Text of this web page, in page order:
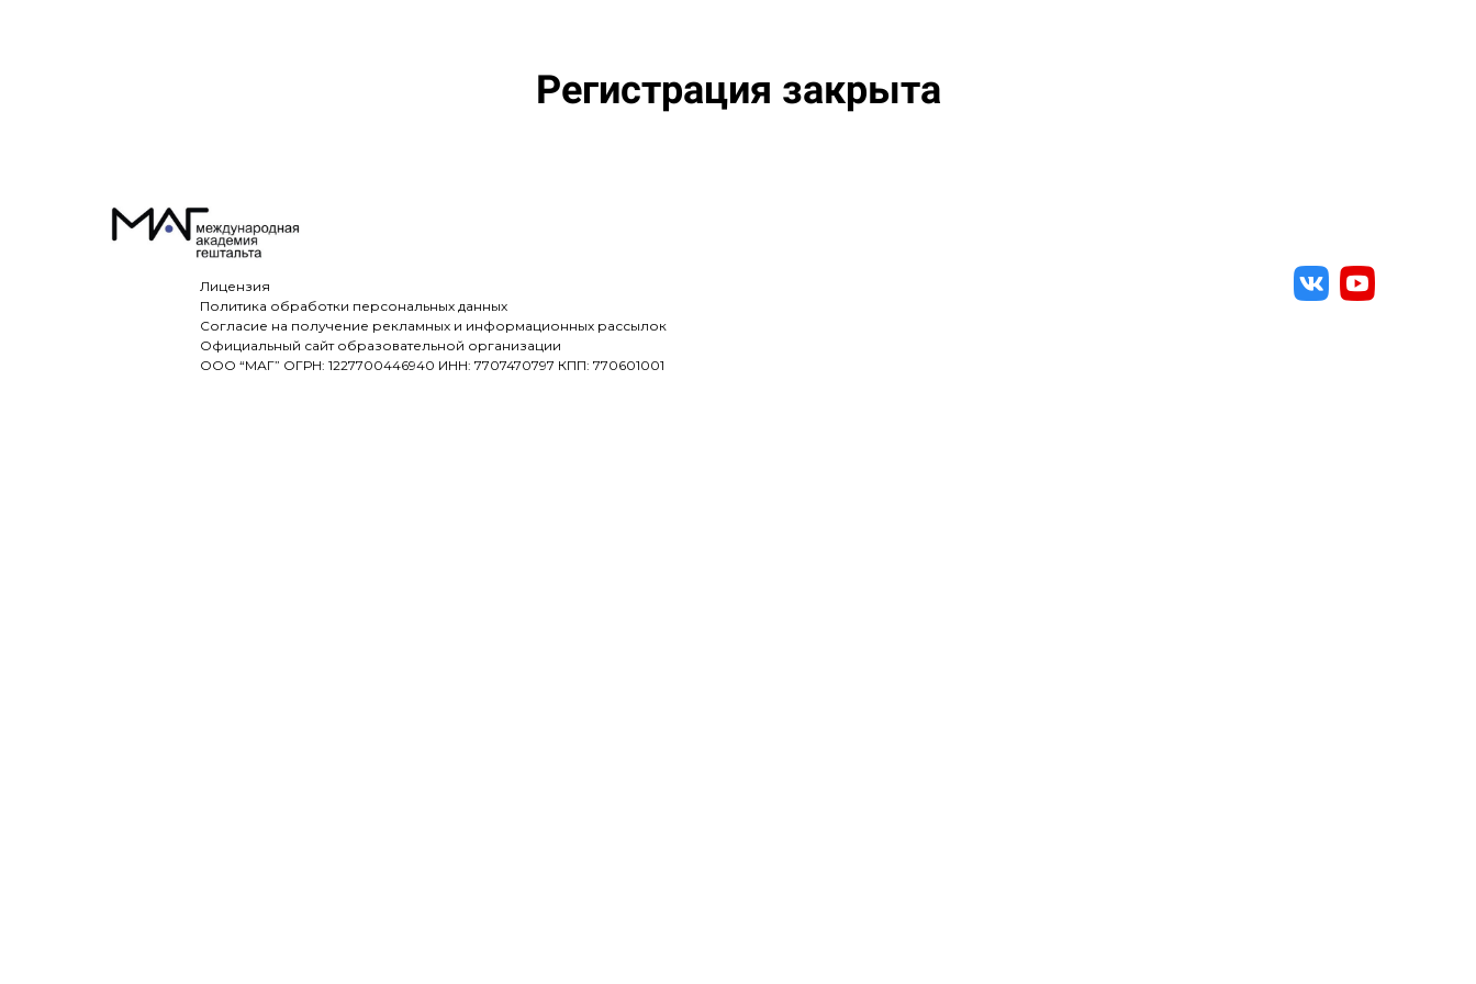
Регистрация закрыта
Лицензия
Политика обработки персональных данных
Согласие на получение рекламных и информационных рассылок
Официальный сайт образовательной организации
ООО “МАГ” ОГРН: 1227700446940 ИНН: 7707470797 КПП: 770601001